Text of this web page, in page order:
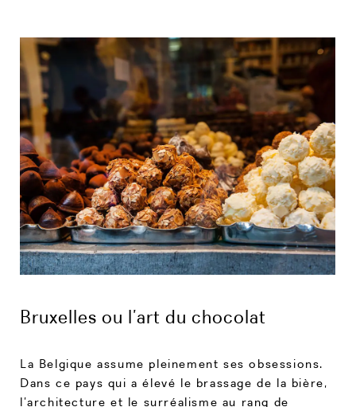
Bruxelles ou l’art du chocolat
La Belgique assume pleinement ses obsessions.
Dans ce pays qui a élevé le brassage de la bière,
l’architecture et le surréalisme au rang de